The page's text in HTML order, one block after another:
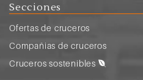
Secciones
Ofertas de cruceros
Compañias de cruceros
Cruceros sostenibles